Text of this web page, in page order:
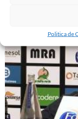
Politica de